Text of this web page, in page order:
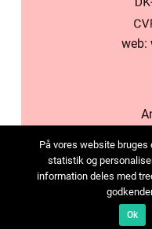
web:
På vores website
statistik og
information deles med
Ok